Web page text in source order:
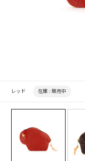
レッド 在庫 : 販売中